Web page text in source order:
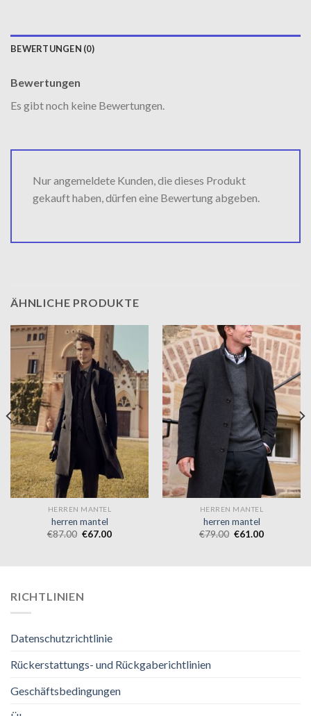
BEWERTUNGEN (0)
Bewertungen
Es gibt noch keine Bewertungen.
Nur angemeldete Kunden, die dieses Produkt
gekauft haben, dürfen eine Bewertung abgeben.
ÄHNLICHE PRODUKTE
HERREN MANTEL
herren mantel
€87.00 €67.00
HERREN MANTEL
herren mantel
€79.00 €61.00
RICHTLINIEN
Datenschutzrichtlinie
Rückerstattungs- und Rückgaberichtlinien
Geschäftsbedingungen